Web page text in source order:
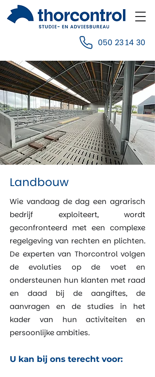
050 23 14 30
Landbouw
Wie vandaag de dag een agrarisch
bedrijf exploiteert, wordt
geconfronteerd met een complexe
regelgeving van rechten en plichten.
De experten van Thorcontrol volgen
de evoluties op de voet en
ondersteunen hun klanten met raad
en daad bij de aangiftes, de
aanvragen en de studies in het
kader van hun activiteiten en
persoonlijke ambities.
U kan bij ons terecht voor: